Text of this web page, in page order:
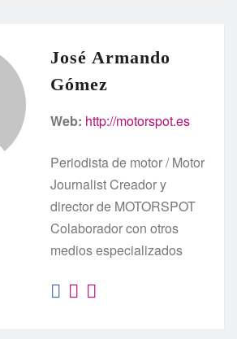
José Armando
Gómez
Web: http://motorspot.es
Periodista de motor / Motor
Journalist Creador y
director de MOTORSPOT
Colaborador con otros
medios especializados